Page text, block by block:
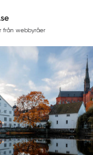
från webbyråer